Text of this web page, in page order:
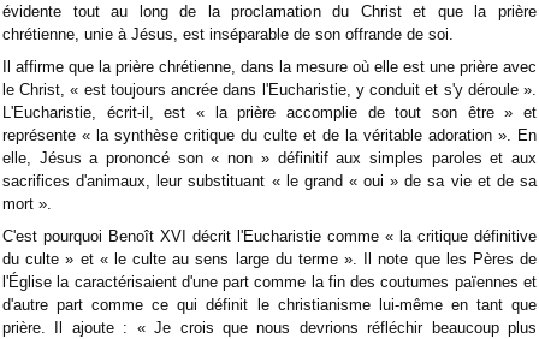
évidente tout au long de la proclamation du Christ et que la prière
chrétienne, unie à Jésus, est inséparable de son offrande de soi.
Il affirme que la prière chrétienne, dans la mesure où elle est une prière avec
le Christ, « est toujours ancrée dans l'Eucharistie, y conduit et s'y déroule ».
L'Eucharistie, écrit-il, est « la prière accomplie de tout son être » et
représente « la synthèse critique du culte et de la véritable adoration ». En
elle, Jésus a prononcé son « non » définitif aux simples paroles et aux
sacrifices d'animaux, leur substituant « le grand « oui » de sa vie et de sa
mort ».
C'est pourquoi Benoît XVI décrit l'Eucharistie comme « la critique définitive
du culte » et « le culte au sens large du terme ». Il note que les Pères de
l'Église la caractérisaient d'une part comme la fin des coutumes païennes et
d'autre part comme ce qui définit le christianisme lui-même en tant que
prière. Il ajoute : « Je crois que nous devrions réfléchir beaucoup plus